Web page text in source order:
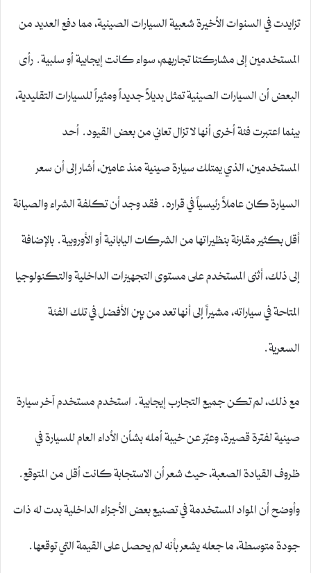
تزايدت في السنوات الأخيرة شعبية السيارات الصينية، مما دفع العديد من
المستخدمين إلى مشاركتنا تجاربهم، سواء كانت إيجابية أو سلبية. رأى
البعض أن السيارات الصينية تمثل بديلاً جديداً ومثيراً للسيارات التقليدية،
بينما اعتبرت فئة أخرى أنها لا تزال تعاني من بعض القيود. أحد
المستخدمين، الذي يمتلك سيارة صينية منذ عامين، أشار إلى أن سعر
السيارة كان عاملاً رئيسياً في قراره. فقد وجد أن تكلفة الشراء والصيانة
أقل بكثير مقارنة بنظيراتها من الشركات اليابانية أو الأوروبية. بالإضافة
إلى ذلك، أثنى المستخدم على مستوى التجهيزات الداخلية والتكنولوجيا
المتاحة في سياراته، مشيراً إلى أنها تعد من بين الأفضل في تلك الفئة
السعرية.
مع ذلك، لم تكن جميع التجارب إيجابية. استخدم مستخدم آخر سيارة
صينية لفترة قصيرة، وعبّر عن خيبة أمله بشأن الأداء العام للسيارة في
ظروف القيادة الصعبة، حيث شعر أن الاستجابة كانت أقل من المتوقع.
وأوضح أن المواد المستخدمة في تصنيع بعض الأجزاء الداخلية بدت له ذات
جودة متوسطة، ما جعله يشعر بأنه لم يحصل على القيمة التي توقعها.